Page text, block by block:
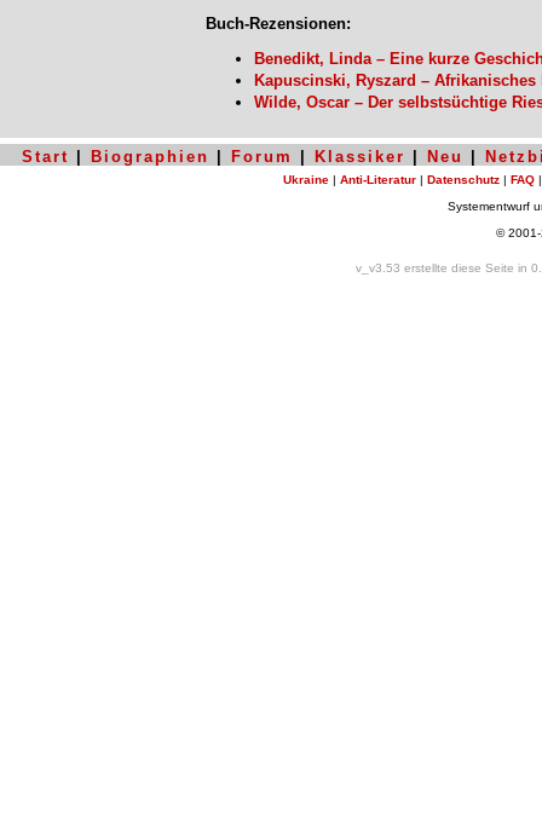
Buch-Rezensionen:
Benedikt, Linda – Eine kurze
Kapuscinski, Ryszard –
Wilde, Oscar – Der selbstsüchtige
Start Biographien Forum Klassiker Neu
Ukraine | Anti-Literatur | Datenschutz | FAQ
Systementwurf
©
v_v3.53 erstellte diese Seite in